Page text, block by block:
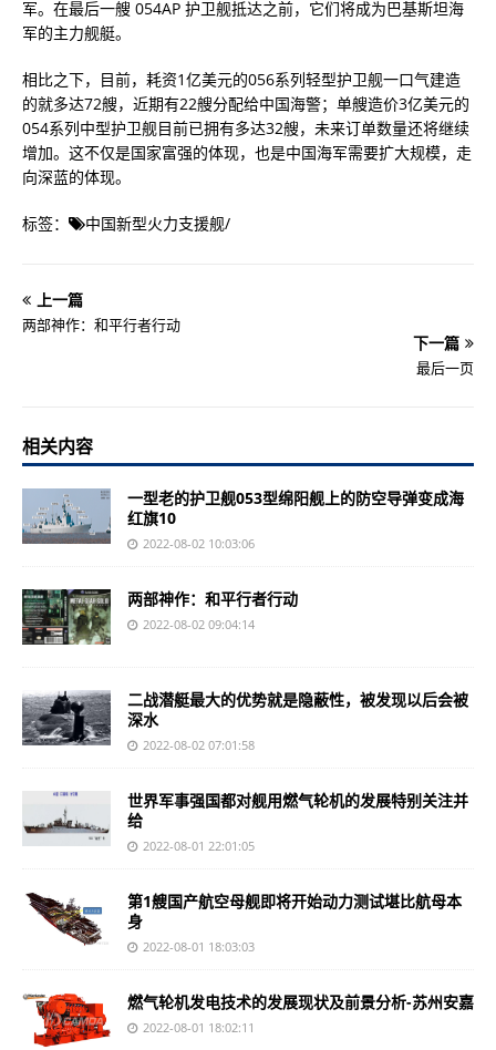
军。在最后一艘 054AP 护卫舰抵达之前，它们将成为巴基斯坦海
军的主力舰艇。
相比之下，目前，耗资1亿美元的056系列轻型护卫舰一口气建造
的就多达72艘，近期有22艘分配给中国海警；单艘造价3亿美元的
054系列中型护卫舰目前已拥有多达32艘，未来订单数量还将继续
增加。这不仅是国家富强的体现，也是中国海军需要扩大规模，走
向深蓝的体现。
标签： 中国新型火力支援舰/
上一篇
两部神作：和平行者行动
下一篇
最后一页
相关内容
一型老的护卫舰053型绵阳舰上的防空导弹变成海
红旗10
2022-08-02 10:03:06
两部神作：和平行者行动
2022-08-02 09:04:14
二战潜艇最大的优势就是隐蔽性，被发现以后会被
深水
2022-08-02 07:01:58
世界军事强国都对舰用燃气轮机的发展特别关注并
给
2022-08-01 22:01:05
第1艘国产航空母舰即将开始动力测试堪比航母本
身
2022-08-01 18:03:03
燃气轮机发电技术的发展现状及前景分析-苏州安嘉
2022-08-01 18:02:11